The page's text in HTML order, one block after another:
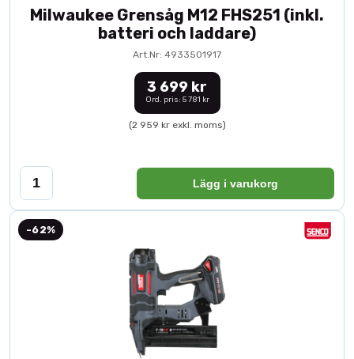
Milwaukee Grensåg M12 FHS251 (inkl.
batteri och laddare)
Art.Nr: 4933501917
3 699 kr
Ord. pris: 5 781 kr
(2 959 kr exkl. moms)
Lägg i varukorg
-62%